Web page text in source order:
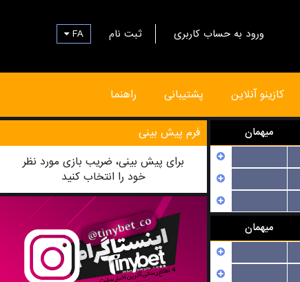
ورود به حساب کاربری ثبت نام FA
کازینو آنلاین پشتیبانی راهنما
میهمان
میهمان
فرم پیش بینی
برای پیش بینی، ضریب بازی مورد نظر
خود را انتخاب کنید